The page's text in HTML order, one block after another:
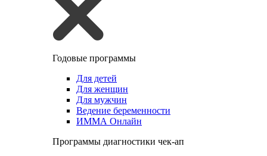
Годовые программы
Для детей
Для женщин
Для мужчин
Ведение беременности
ИММА Онлайн
Программы диагностики чек-ап